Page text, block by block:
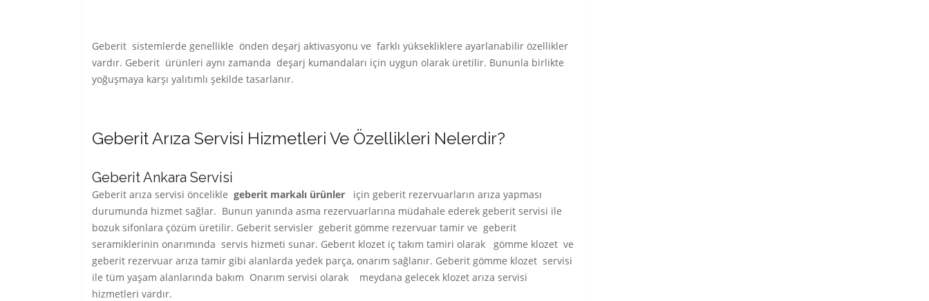
Geberit sistemlerde genellikle önden deşarj aktivasyonu ve farklı yüksekliklere ayarlanabilir özellikler
vardır. Geberit ürünleri aynı zamanda deşarj kumandaları için uygun olarak üretilir. Bununla birlikte
yoğuşmaya karşı yalıtımlı şekilde tasarlanır.
Geberit Arıza Servisi Hizmetleri Ve Özellikleri Nelerdir?
Geberit Ankara Servisi
Geberit arıza servisi öncelikle geberit markalı ürünler
için geberit rezervuarların arıza yapması
durumunda hizmet sağlar. Bunun yanında asma rezervuarlarına müdahale ederek geberit servisi ile
bozuk sifonlara çözüm üretilir. Geberit servisler geberit gömme rezervuar tamir ve geberit
seramiklerinin onarımında servis hizmeti sunar. Geberıt klozet iç takım tamiri olarak gömme klozet ve
geberit rezervuar arıza tamir gibi alanlarda yedek parça, onarım sağlanır. Geberit gömme klozet servisi
ile tüm yaşam alanlarında bakım Onarım servisi olarak meydana gelecek klozet arıza servisi
hizmetleri vardır.